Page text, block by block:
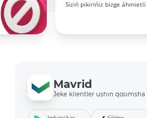
Siziń pikirińiz bizge áhmietli
Mavrid
Jeke klientler ushın qosımsha